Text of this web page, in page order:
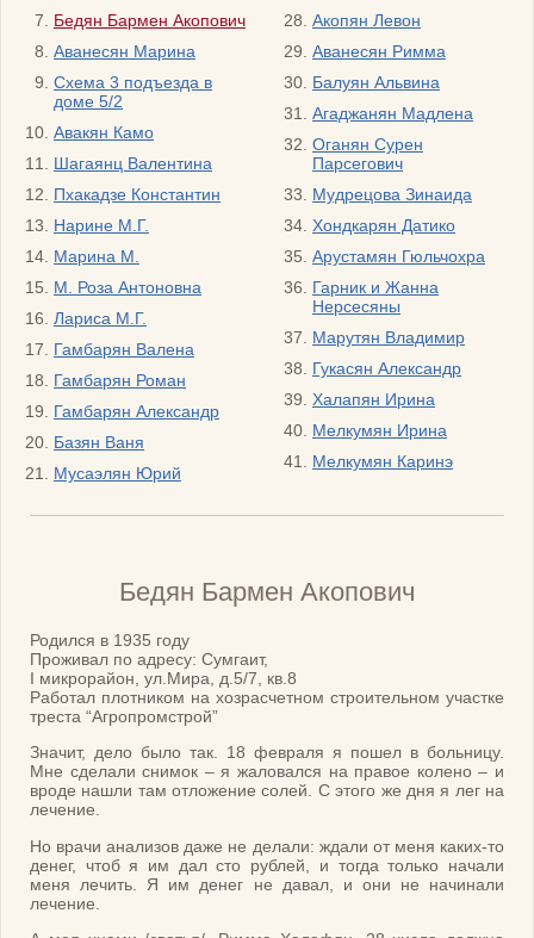
Бедян Бармен Акопович
Аванесян Марина
Схема 3 подъезда в
доме 5/2
Авакян Камо
Шагаянц Валентина
Пхакадзе Константин
Нарине М.Г.
Марина М.
М. Роза Антоновна
Лариса М.Г.
Гамбарян Валена
Гамбарян Роман
Гамбарян Александр
Базян Ваня
Мусаэлян Юрий
Акопян Левон
Аванесян Римма
Балуян Альвина
Агаджанян Мадлена
Оганян Сурен
Парсегович
Мудрецова Зинаида
Хондкарян Датико
Арустамян Гюльчохра
Гарник и Жанна
Нерсесяны
Марутян Владимир
Гукасян Александр
Халапян Ирина
Мелкумян Ирина
Мелкумян Каринэ
Бедян Бармен Акопович
Родился в 1935 году
Проживал по адресу: Сумгаит,
I микрорайон, ул.Мира, д.5/7, кв.8
Работал плотником на хозрасчетном строительном участке
треста “Агропромстрой”
Значит, дело было так. 18 февраля я пошел в больницу.
Мне сделали снимок – я жаловался на правое колено – и
вроде нашли там отложение солей. С этого же дня я лег на
лечение.
Но врачи анализов даже не делали: ждали от меня каких-то
денег, чтоб я им дал сто рублей, и тогда только начали
меня лечить. Я им денег не давал, и они не начинали
лечение.